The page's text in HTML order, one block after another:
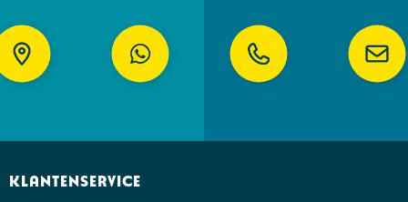
Klantenservice